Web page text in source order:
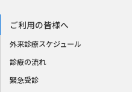
ご利用の皆様へ
外来診療スケジュール
診療の流れ
緊急受診